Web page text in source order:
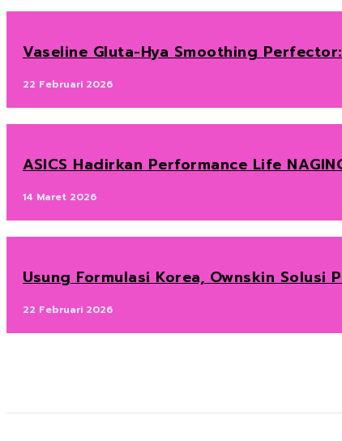
Vaseline Gluta-Hya Smoothing
22 Februari 2026
ASICS Hadirkan Performance Life
14 Maret 2026
Usung Formulasi Korea, Ownskin
22 Februari 2026